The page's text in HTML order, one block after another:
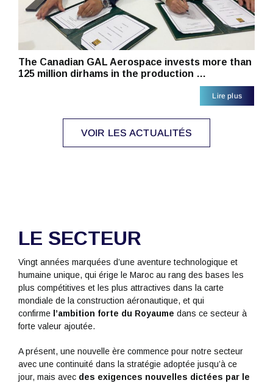
The Canadian GAL Aerospace invests more than
125 million dirhams in the production …
Lire plus
VOIR LES ACTUALITÉS
LE SECTEUR
Vingt années marquées d’une aventure technologique et
humaine unique, qui érige le Maroc au rang des bases les
plus compétitives et les plus attractives dans la carte
mondiale de la construction aéronautique, et qui
confirme l’ambition forte du Royaume dans ce secteur à
forte valeur ajoutée.
A présent, une nouvelle ère commence pour notre secteur
avec une continuité dans la stratégie adoptée jusqu’à ce
jour, mais avec des exigences nouvelles dictées par le